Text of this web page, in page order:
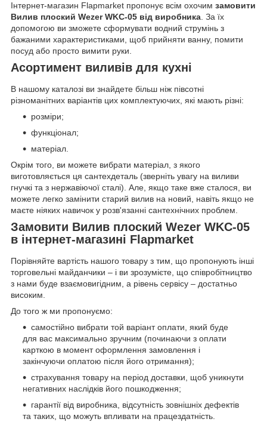
Інтернет-магазин Flapmarket пропонує всім охочим замовити
Вилив плоский Wezer WKC-05 від виробника. За їх
допомогою ви зможете сформувати водний струмінь з
бажаними характеристиками, щоб прийняти ванну, помити
посуд або просто вимити руки.
Асортимент виливів для кухні
В нашому каталозі ви знайдете більш ніж півсотні
різноманітних варіантів цих комплектуючих, які мають різні:
розміри;
функціонал;
матеріал.
Окрім того, ви можете вибрати матеріал, з якого
виготовляється ця сантехдеталь (зверніть увагу на виливи
гнучкі та з нержавіючої сталі). Але, якщо таке вже сталося, ви
можете легко замінити старий вилив на новий, навіть якщо не
маєте ніяких навичок у розв'язанні сантехнічних проблем.
Замовити Вилив плоский Wezer WKC-05
в інтернет-магазині Flapmarket
Порівняйте вартість нашого товару з тим, що пропонують інші
торговельні майданчики – і ви зрозумієте, що співробітництво
з нами буде взаємовигідним, а рівень сервісу – достатньо
високим.
До того ж ми пропонуємо:
самостійно вибрати той варіант оплати, який буде
для вас максимально зручним (починаючи з оплати
карткою в момент оформлення замовлення і
закінчуючи оплатою після його отримання);
страхування товару на період доставки, щоб уникнути
негативних наслідків його пошкодження;
гарантії від виробника, відсутність зовнішніх дефектів
та таких, що можуть впливати на працездатність.